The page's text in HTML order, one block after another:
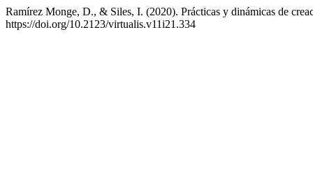
Ramírez Monge, D., & Siles, I. (2020). Prácticas y dinámicas de
https://doi.org/10.2123/virtualis.v11i21.334